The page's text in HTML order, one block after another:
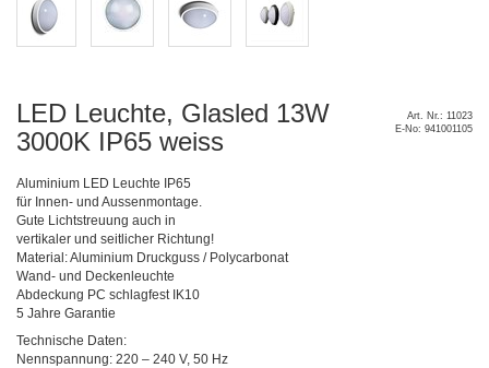
LED Leuchte, Glasled 13W
3000K IP65 weiss
Art. Nr.: 11023
E-No: 941001105
Aluminium LED Leuchte IP65
für Innen- und Aussenmontage.
Gute Lichtstreuung auch in
vertikaler und seitlicher Richtung!
Material: Aluminium Druckguss / Polycarbonat
Wand- und Deckenleuchte
Abdeckung PC schlagfest IK10
5 Jahre Garantie
Technische Daten:
Nennspannung: 220 – 240 V, 50 Hz